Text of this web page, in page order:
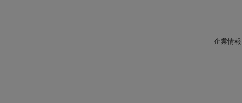
企業情報